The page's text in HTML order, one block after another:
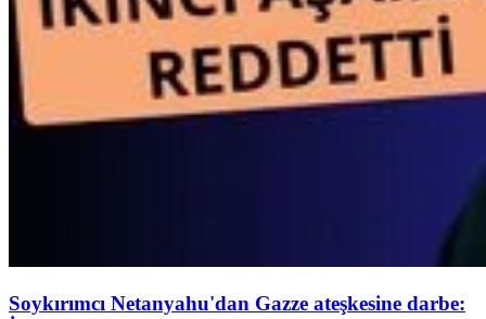
Soykırımcı Netanyahu'dan Gazze ateşkesine darbe: